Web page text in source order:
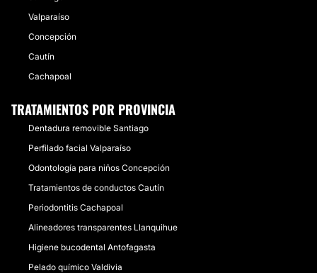
Valparaíso
Concepción
Cautín
Cachapoal
TRATAMIENTOS POR PROVINCIA
Dentadura removible Santiago
Perfilado facial Valparaíso
Odontología para niños Concepción
Tratamientos de conductos Cautín
Periodontitis Cachapoal
Alineadores transparentes Llanquihue
Higiene bucodental Antofagasta
Pelado químico Valdivia